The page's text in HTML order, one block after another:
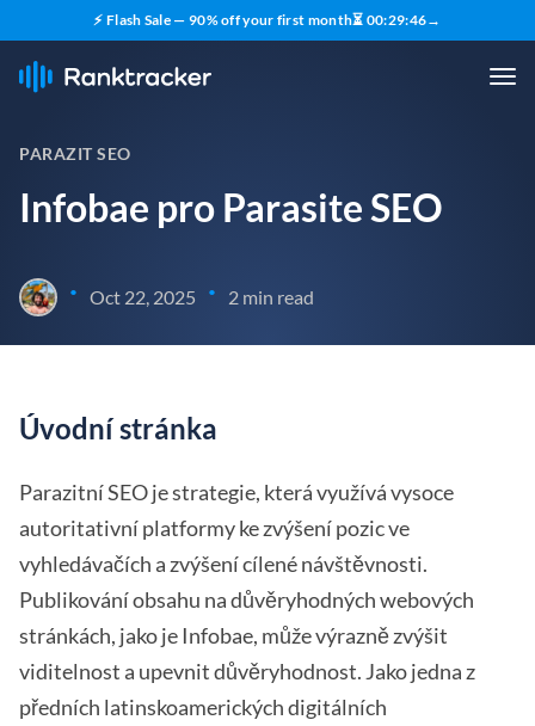
⚡ Flash Sale — 90% off your first month⏳ 00:29:45→
PARAZIT SEO
Infobae pro Parasite SEO
• Oct 22, 2025 • 2 min read
Úvodní stránka
Parazitní SEO je strategie, která využívá vysoce
autoritativní platformy ke zvýšení pozic ve
vyhledávačích a zvýšení cílené návštěvnosti.
Publikování obsahu na důvěryhodných webových
stránkách, jako je Infobae, může výrazně zvýšit
viditelnost a upevnit důvěryhodnost. Jako jedna z
předních latinskoamerických digitálních